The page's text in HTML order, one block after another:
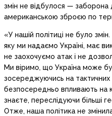
змін не відбулося — заборона
американською зброєю по
«У нашій політиці не було
яку ми надаємо Україні, має
не заохочуємо атак і не
Ми віримо, що Україна може
зосереджуючись на тактичних
безпосередньо впливають на
знаєте, переслідуючи більші
Отже, наша політика не